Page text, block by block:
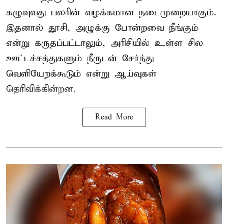
கழுவுவது பலரின் வழக்கமான நடைமுறையாகும்.
இதனால் தூசி, அழுக்கு போன்றவை நீங்கும்
என்று கருதப்பட்டாலும், அரிசியில் உள்ள சில
ஊட்டச்சத்துகளும் நீருடன் சேர்ந்து
வெளியேறக்கூடும் என்று ஆய்வுகள்
தெரிவிக்கின்றன.
Read More